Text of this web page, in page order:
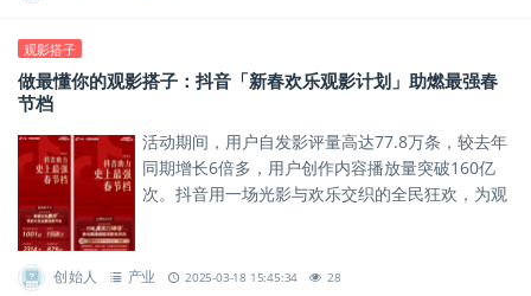
观影搭子
做最懂你的观影搭子：抖音「新春欢乐观影计划」助燃最强春
节档
活动期间，用户自发影评量高达77.8万条，较去年
同期增长6倍多，用户创作内容播放量突破160亿
次。抖音用一场光影与欢乐交织的全民狂欢，为观
创始人 产业 2025-03-18 15:45:34 28